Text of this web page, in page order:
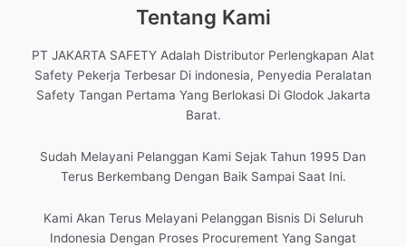
Tentang Kami
PT JAKARTA SAFETY Adalah Distributor Perlengkapan Alat
Safety Pekerja Terbesar Di indonesia, Penyedia Peralatan
Safety Tangan Pertama Yang Berlokasi Di Glodok Jakarta
Barat.
Sudah Melayani Pelanggan Kami Sejak Tahun 1995 Dan
Terus Berkembang Dengan Baik Sampai Saat Ini.
Kami Akan Terus Melayani Pelanggan Bisnis Di Seluruh
Indonesia Dengan Proses Procurement Yang Sangat